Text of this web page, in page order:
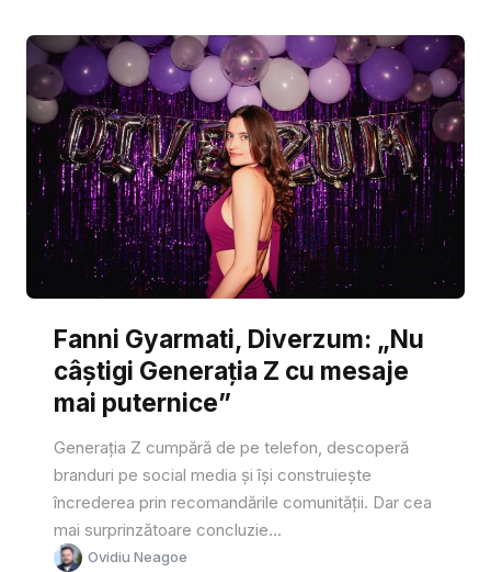
Fanni Gyarmati, Diverzum: „Nu
câștigi Generația Z cu mesaje
mai puternice”
Generația Z cumpără de pe telefon, descoperă
branduri pe social media și își construiește
încrederea prin recomandările comunității. Dar cea
mai surprinzătoare concluzie...
Ovidiu Neagoe